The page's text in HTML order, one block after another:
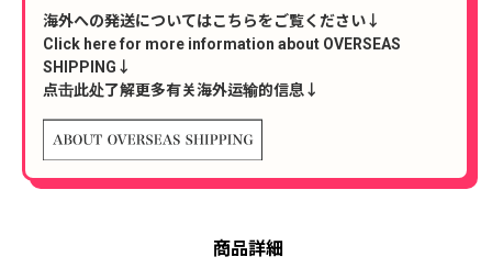
海外への発送についてはこちらをご覧ください↓
Click here for more information about OVERSEAS
SHIPPING↓
点击此处了解更多有关海外运输的信息↓
商品詳細